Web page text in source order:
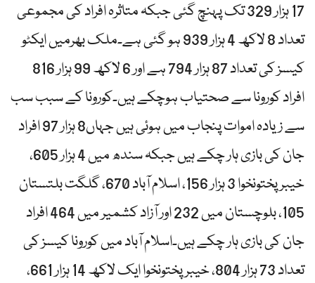
17 ہزار 329 تک پہنچ گئی جبکہ متاثرہ افراد کی مجموعی
تعداد 8 لاکھ 4 ہزار 939 ہو گئی ہے۔ملک بھرمیں ایکٹو
کیسز کی تعداد 87 ہزار 794 ہے اور 6 لاکھ 99 ہزار 816
افراد کورونا سے صحتیاب ہوچکے ہیں۔کورونا کے سبب سب
سے زیادہ اموات پنجاب میں ہوئی ہیں جہاں8 ہزار 97 افراد
جان کی بازی ہار چکے ہیں جبکہ سندھ میں 4 ہزار 605،
خیبر پختونخوا 3 ہزار 156، اسلام آباد 670، گلگت بلتستان
105، بلوچستان میں 232 اور آزاد کشمیر میں 464 افراد
جان کی بازی ہار چکے ہیں۔اسلام آباد میں کورونا کیسز کی
تعداد 73 ہزار 804، خیبر پختونخوا ایک لاکھ 14 ہزار 661،